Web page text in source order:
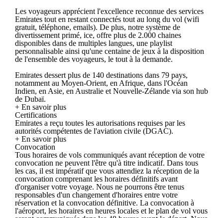
Les voyageurs apprécient l'excellence reconnue des services
Emirates tout en restant connectés tout au long du vol (wifi
gratuit, téléphone, emails). De plus, notre système de
divertissement primé, ice, offre plus de 2.000 chaines
disponibles dans de multiples langues, une playlist
personnalisable ainsi qu'une centaine de jeux à la disposition
de l'ensemble des voyageurs, le tout à la demande.
Emirates dessert plus de 140 destinations dans 79 pays,
notamment au Moyen-Orient, en Afrique, dans l'Océan
Indien, en Asie, en Australie et Nouvelle-Zélande via son hub
de Dubaï.
+ En savoir plus
Certifications
Emirates a reçu toutes les autorisations requises par les
autorités compétentes de l'aviation civile (DGAC).
+ En savoir plus
Convocation
Tous horaires de vols communiqués avant réception de votre
convocation ne peuvent l'être qu'à titre indicatif. Dans tous
les cas, il est impératif que vous attendiez la réception de la
convocation comprenant les horaires définitifs avant
d'organiser votre voyage. Nous ne pourrons être tenus
responsables d'un changement d'horaires entre votre
réservation et la convocation définitive. La convocation à
l'aéroport, les horaires en heures locales et le plan de vol vous